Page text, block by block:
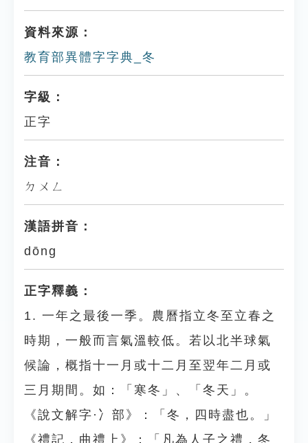
資料來源：
教育部異體字字典_冬
字級：
正字
注音：
ㄉㄨㄥ
漢語拼音：
dōng
正字釋義：
1. 一年之最後一季。農曆指立冬至立春之
時期，一般而言氣溫較低。若以北半球氣
候論，概指十一月或十二月至翌年二月或
三月期間。如：「寒冬」、「冬天」。
《說文解字·冫部》：「冬，四時盡也。」
《禮記．曲禮上》：「凡為人子之禮，冬